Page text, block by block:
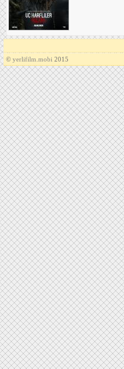
© yerlifilm.mobi 2015